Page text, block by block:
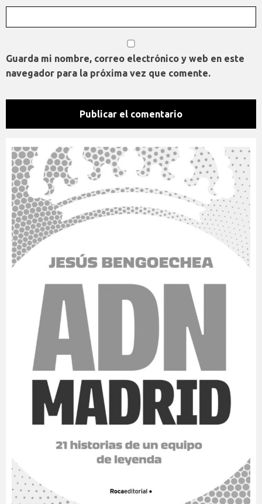
Guarda mi nombre, correo electrónico y web en este
navegador para la próxima vez que comente.